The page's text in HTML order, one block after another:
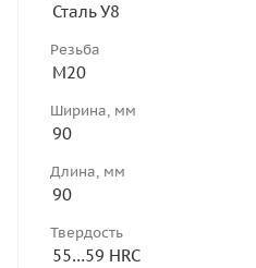
Сталь У8
Резьба
М20
Ширина, мм
90
Длина, мм
90
Твердость
55…59 HRC